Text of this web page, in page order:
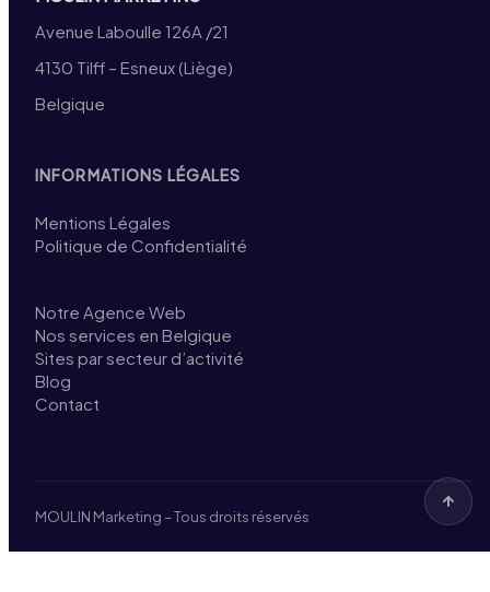
Avenue Laboulle 126A /21
4130 Tilff – Esneux (Liège)
Belgique
INFORMATIONS LÉGALES
Mentions Légales
Politique de Confidentialité
Notre Agence Web
Nos services en Belgique
Sites par secteur d’activité
Blog
Contact
MOULIN Marketing – Tous droits réservés